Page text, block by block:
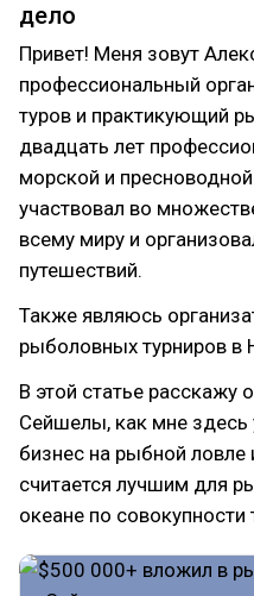
дело
Привет! Меня зовут
профессиональный
туров и практикующий
двадцать лет
морской и
участвовал во
всему миру и
путешествий.
Также являюсь
рыболовных турниров в
В этой статье расскажу
Сейшелы, как мне здесь
бизнес на рыбной ловле
считается лучшим для
океане по совокупности